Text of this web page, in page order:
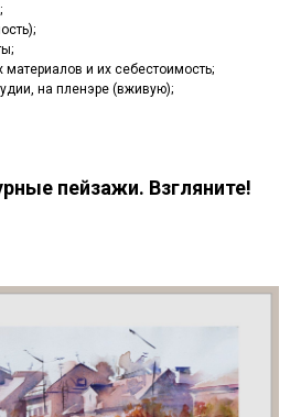
и их себестоимость;
на пленэре (вживую);
пейзажи. Взгляните!